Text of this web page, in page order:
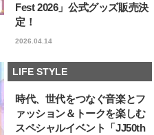
Fest 2026」公式グッズ販売決
定！
2026.04.14
LIFE STYLE
時代、世代をつなぐ音楽とフ
ァッション＆トークを楽しむ
スペシャルイベント「JJ50th